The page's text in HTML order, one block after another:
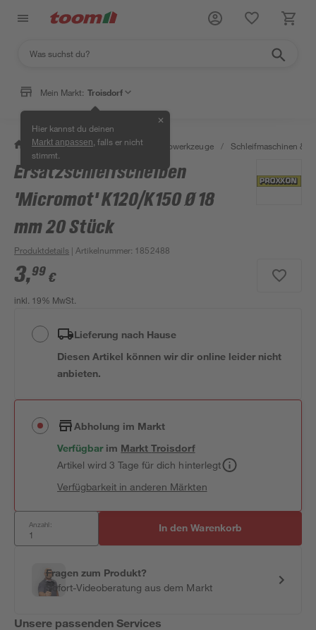
Mein Markt: Troisdorf
Hier kannst du deinen
Markt anpassen , falls er nicht
stimmt.
✕
/ Werkstatt & Maschinen / Elektrowerkzeuge / Schleifmaschinen &
Ersatzschleifscheiben
'Micromot' K120/K150 Ø 18
mm 20 Stück
Produktdetails | Artikelnummer: 1852488
3,99 €
inkl. 19% MwSt.
Lieferung nach Hause
Diesen Artikel können wir dir online leider nicht
anbieten.
Abholung im Markt
Verfügbar im MarktTroisdorf
Artikel wird 3 Tage für dich hinterlegt
Verfügbarkeit in anderen Märkten
Anzahl: In den Warenkorb
Fragen zum Produkt?
Sofort-Videoberatung aus dem Markt
Unsere passenden Services